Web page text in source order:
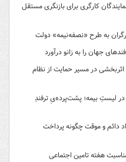
کارگری برای بازنگری مستقل
به طرح «نصفه‌نیمه» دولت
جهان را به زانو درآورد
اثربخشی در مسیر حمایت از نظام
لیستِ بیمه؛ پشت‌پرده‌یِ ترفندِ
دائم و موقت چگونه پرداخت
هفته تامین اجتماعی